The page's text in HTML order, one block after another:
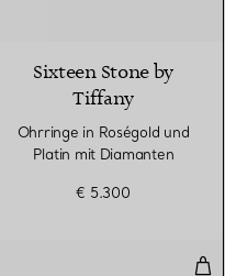
Sixteen Stone by
Tiffany
Ohrringe in Roségold und
Platin mit Diamanten
€ 5.300